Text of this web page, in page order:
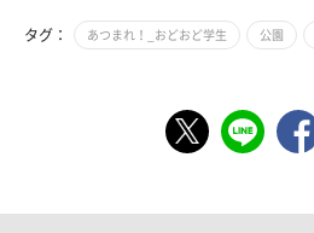
タグ： あつまれ！_おどおど学生 公園